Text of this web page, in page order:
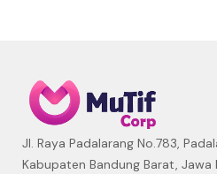
Jl. Raya Padalarang No.783,
Kabupaten Bandung Barat,